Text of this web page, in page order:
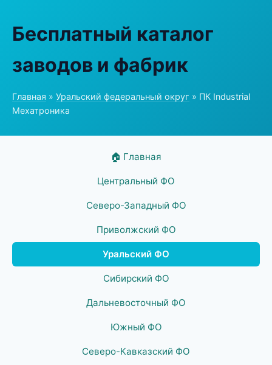
Бесплатный каталог
заводов и фабрик
Главная » Уральский федеральный округ » ПК Industrial
Мехатроника
🏠 Главная
Центральный ФО
Северо-Западный ФО
Приволжский ФО
Уральский ФО
Сибирский ФО
Дальневосточный ФО
Южный ФО
Северо-Кавказский ФО